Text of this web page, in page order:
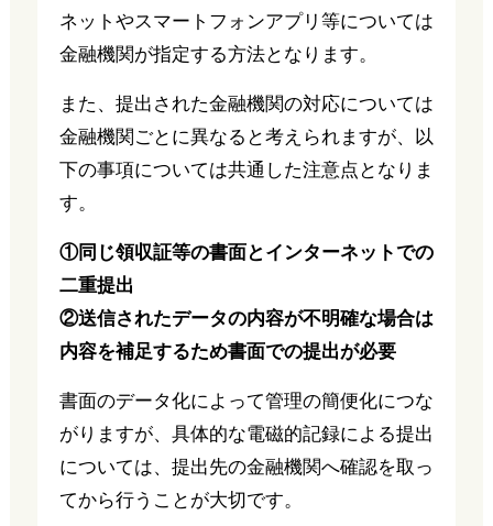
ネットやスマートフォンアプリ等については
金融機関が指定する方法となります。
また、提出された金融機関の対応については
金融機関ごとに異なると考えられますが、以
下の事項については共通した注意点となりま
す。
①同じ領収証等の書面とインターネットでの
二重提出
②送信されたデータの内容が不明確な場合は
内容を補足するため書面での提出が必要
書面のデータ化によって管理の簡便化につな
がりますが、具体的な電磁的記録による提出
については、提出先の金融機関へ確認を取っ
てから行うことが大切です。